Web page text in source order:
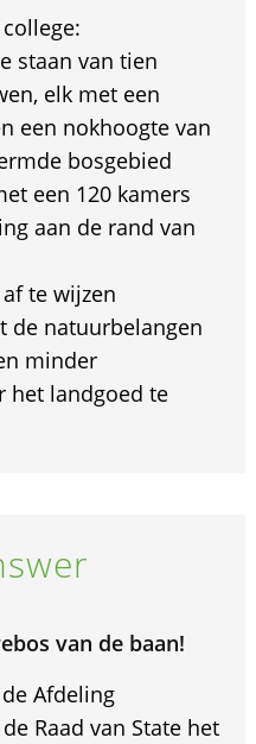
staan van tien
elk met een
een nokhoogte van
bosgebied
een 120 kamers
aan de rand van
te wijzen
de natuurbelangen
minder
het landgoed te
van de baan!
Afdeling
Raad van State het